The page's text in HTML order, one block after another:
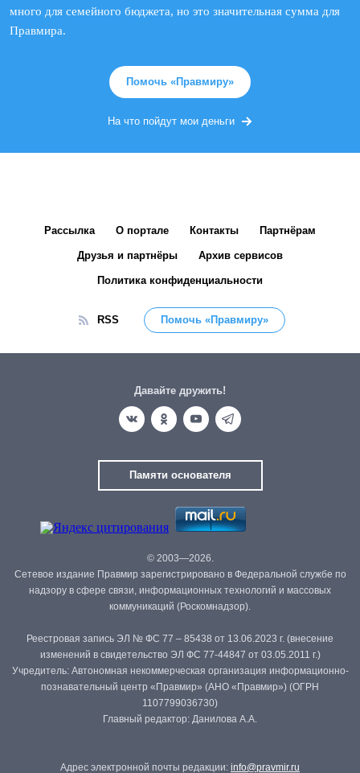
много для семейного бюджета, но это значительная сумма для
Правмира.
Помочь «Правмиру»
На что пойдут мои деньги
Рассылка О портале Контакты Партнёрам
Друзья и партнёры Архив сервисов
Политика конфиденциальности
RSS Помочь «Правмиру»
Давайте дружить!
Памяти основателя
© 2003—2026.
Сетевое издание Правмир зарегистрировано в Федеральной службе по
надзору в сфере связи, информационных технологий и массовых
коммуникаций (Роскомнадзор).
Реестровая запись ЭЛ № ФС 77 – 85438 от 13.06.2023 г. (внесение
изменений в свидетельство ЭЛ ФС 77-44847 от 03.05.2011 г.)
Учредитель: Автономная некоммерческая организация информационно-
познавательный центр «Правмир» (АНО «Правмир») (ОГРН
1107799036730)
Главный редактор: Данилова А.А.
Адрес электронной почты редакции: info@pravmir.ru